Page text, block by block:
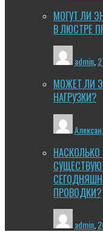
МОГУТ ЛИ
В ЛЮСТРЕ
admin
МОЖЕТ ЛИ
НАГРУЗКИ?
ПРОВОДКИ?
admin,